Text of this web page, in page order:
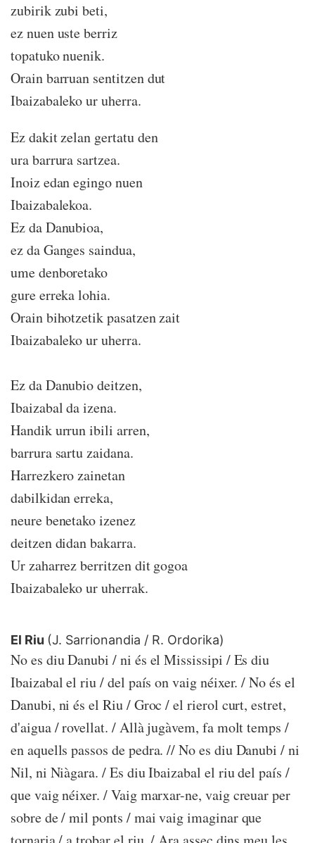
zubirik zubi beti,
ez nuen uste berriz
topatuko nuenik.
Orain barruan sentitzen dut
Ibaizabaleko ur uherra.
Ez dakit zelan gertatu den
ura barrura sartzea.
Inoiz edan egingo nuen
Ibaizabalekoa.
Ez da Danubioa,
ez da Ganges saindua,
ume denboretako
gure erreka lohia.
Orain bihotzetik pasatzen zait
Ibaizabaleko ur uherra.
Ez da Danubio deitzen,
Ibaizabal da izena.
Handik urrun ibili arren,
barrura sartu zaidana.
Harrezkero zainetan
dabilkidan erreka,
neure benetako izenez
deitzen didan bakarra.
Ur zaharrez berritzen dit gogoa
Ibaizabaleko ur uherrak.
El Riu (J. Sarrionandia / R. Ordorika)
No es diu Danubi / ni és el Mississipi / Es diu
Ibaizabal el riu / del país on vaig néixer. / No és el
Danubi, ni és el Riu / Groc / el rierol curt, estret,
d'aigua / rovellat. / Allà jugàvem, fa molt temps /
en aquells passos de pedra. // No es diu Danubi / ni
Nil, ni Niàgara. / Es diu Ibaizabal el riu del país /
que vaig néixer. / Vaig marxar-ne, vaig creuar per
sobre de / mil ponts / mai vaig imaginar que